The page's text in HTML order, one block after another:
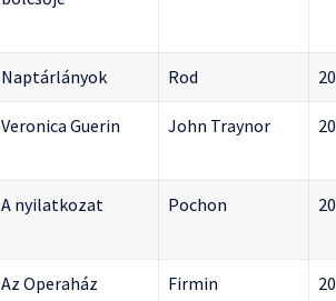
Naptárlányok Rod
Veronica Guerin John Traynor
A nyilatkozat Pochon
Az Operaház
Firmin